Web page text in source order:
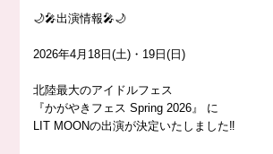
🌙🎤出演情報🎤🌙
2026年4月18日(土)・19日(日)
北陸最大のアイドルフェス
『かがやきフェス Spring 2026』 に
LIT MOONの出演が決定いたしました‼️